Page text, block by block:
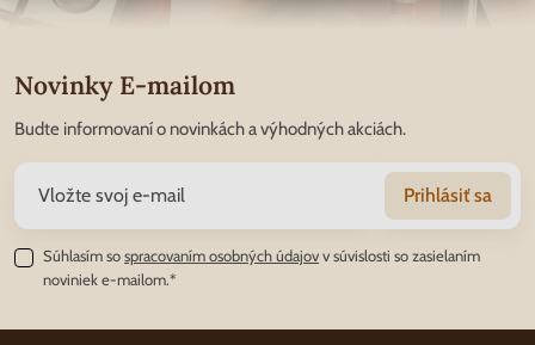
Novinky E-mailom
Budte informovaní o novinkách a výhodných akciách.
Prihlásiť sa
Súhlasím sospracovaním osobných údajovv súvislosti so zasielaním
noviniek e-mailom.*